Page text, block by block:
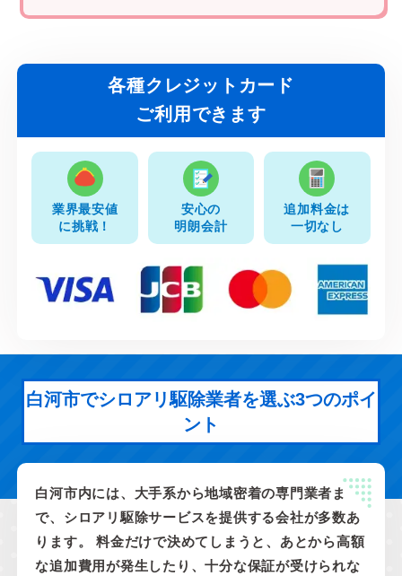
各種クレジットカード
ご利用できます
業界最安値
に挑戦！
安心の
明朗会計
追加料金は
一切なし
白河市でシロアリ駆除業者を選ぶ3つのポイ
ント
白河市内には、大手系から地域密着の専門業者ま
で、シロアリ駆除サービスを提供する会社が多数あ
ります。 料金だけで決めてしまうと、あとから高額
な追加費用が発生したり、十分な保証が受けられな